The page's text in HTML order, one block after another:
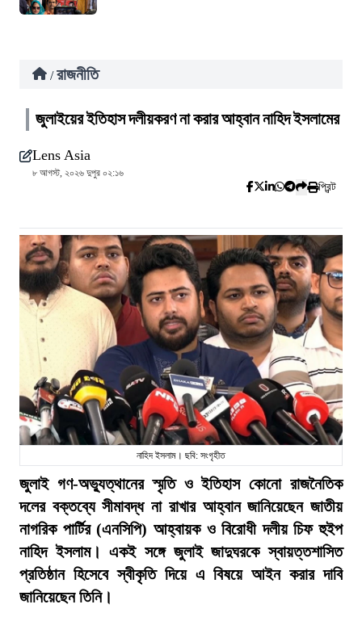
/ রাজনীতি
জুলাইয়ের ইতিহাস দলীয়করণ না করার আহ্বান নাহিদ ইসলামের
Lens Asia
৮ আগস্ট, ২০২৬ দুপুর ০২:১৬
প্রিন্ট
নাহিদ ইসলাম। ছবি: সংগৃহীত
জুলাই গণ-অভ্যুত্থানের স্মৃতি ও ইতিহাস কোনো রাজনৈতিক
দলের বক্তব্যে সীমাবদ্ধ না রাখার আহ্বান জানিয়েছেন জাতীয়
নাগরিক পার্টির (এনসিপি) আহ্বায়ক ও বিরোধী দলীয় চিফ হুইপ
নাহিদ ইসলাম। একই সঙ্গে জুলাই জাদুঘরকে স্বায়ত্তশাসিত
প্রতিষ্ঠান হিসেবে স্বীকৃতি দিয়ে এ বিষয়ে আইন করার দাবি
জানিয়েছেন তিনি।